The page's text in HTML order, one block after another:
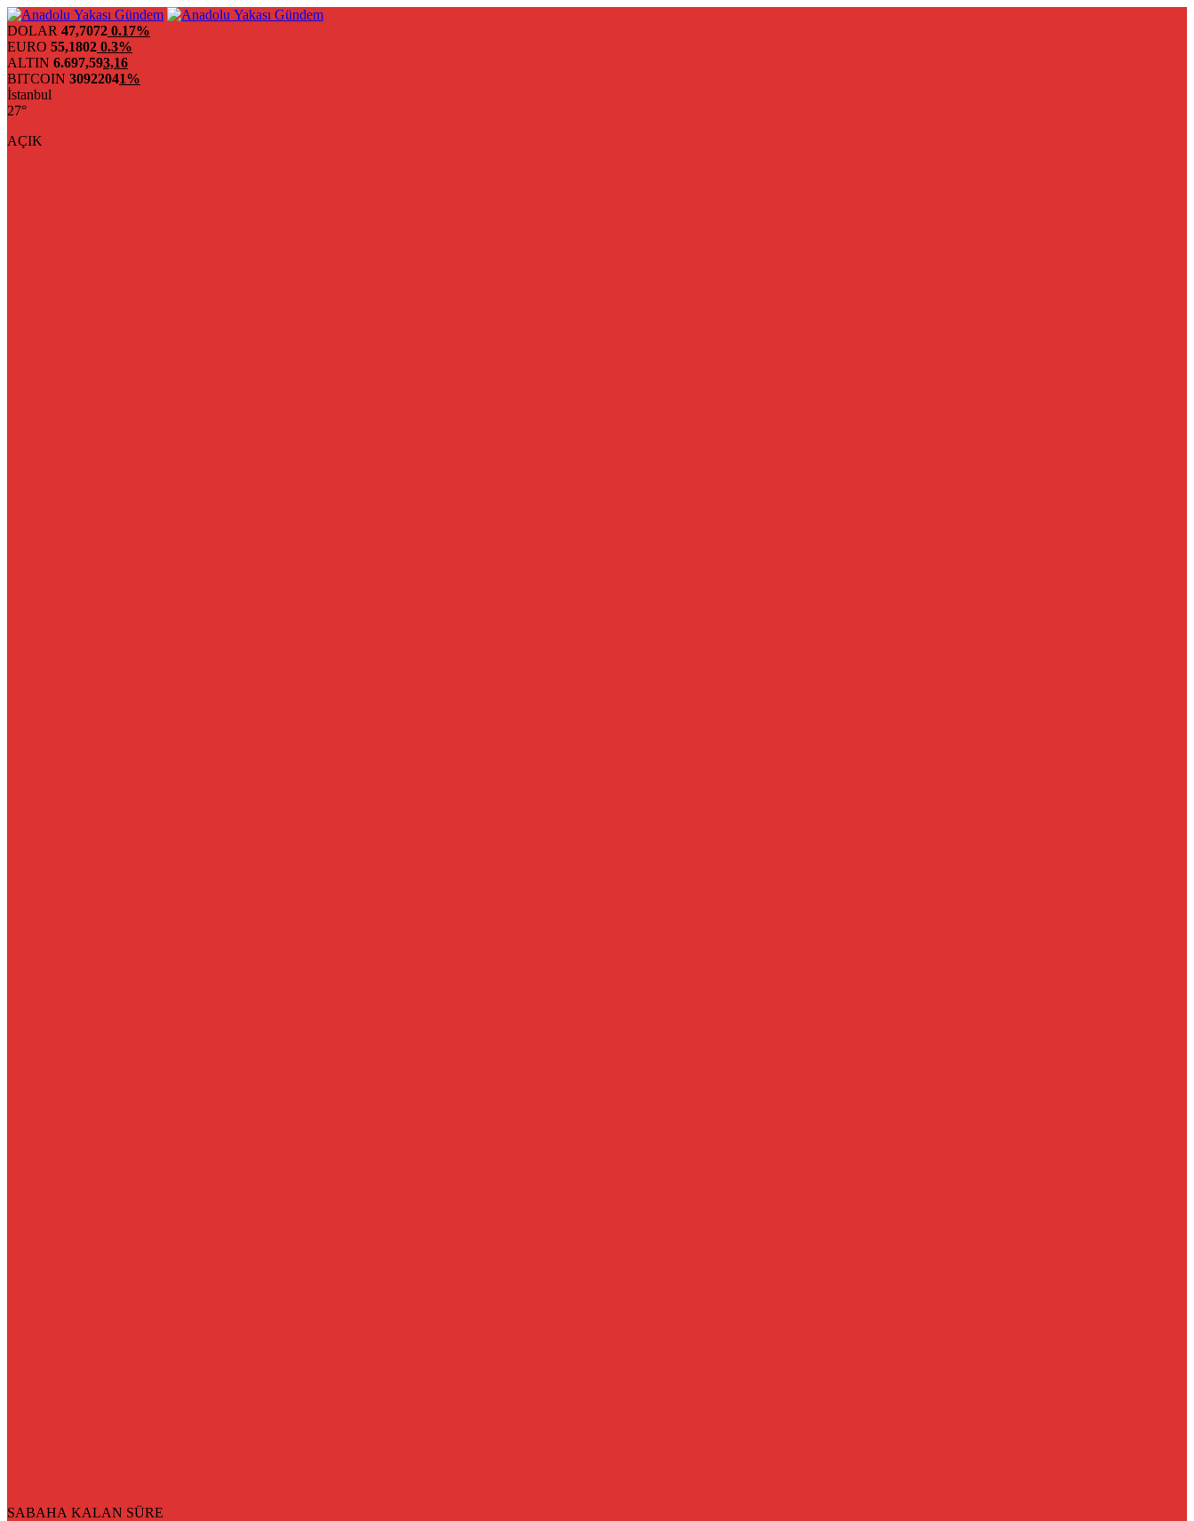
DOLAR 47,7072 0.17%
EURO 55,1802 0.3%
ALTIN 6.697,593,16
BITCOIN 30922041%
İstanbul
27°
AÇIK
SABAHA KALAN SÜRE